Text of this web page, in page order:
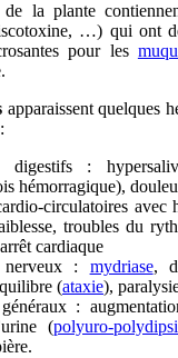
la plante
…) qui ont
pour les
apparaissent quelques
digestifs :
hémorragique),
circulatoires avec
troubles du
cardiaque
nerveux : mydriase,
(ataxie),
:
(polyuro-